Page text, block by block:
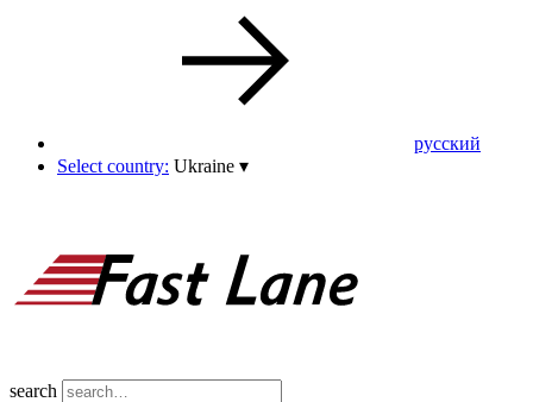
pусский
Select country: Ukraine ▾
search